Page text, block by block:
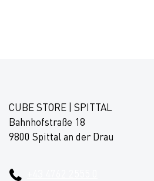
CUBE STORE | SPITTAL
Bahnhofstraße 18
9800 Spittal an der Drau